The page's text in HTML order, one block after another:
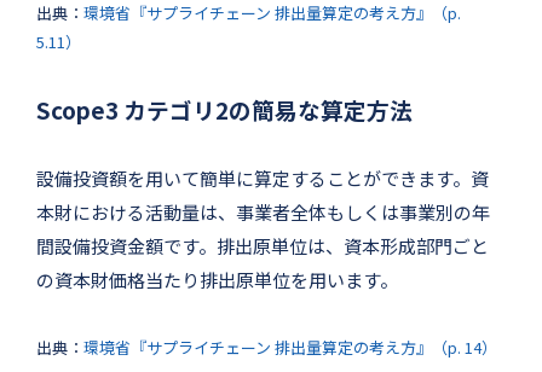
出典： 環境省『サプライチェーン 排出量算定の考え方』（p.
5.11）
Scope3 カテゴリ2の簡易な算定方法
設備投資額を用いて簡単に算定することができます。資
本財における活動量は、事業者全体もしくは事業別の年
間設備投資金額です。排出原単位は、資本形成部門ごと
の資本財価格当たり排出原単位を用います。
出典： 環境省『サプライチェーン 排出量算定の考え方』（p. 14）